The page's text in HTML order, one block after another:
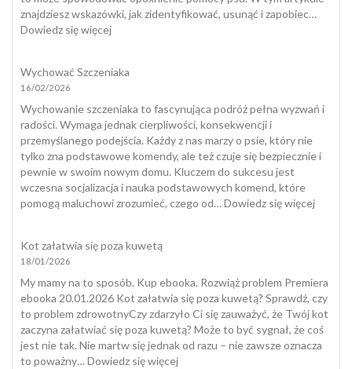
znajdziesz wskazówki, jak zidentyfikować, usunąć i zapobiec…
Dowiedz się więcej:
kleszcz
psa?
Wychować Szczeniaka
16/02/2026
Wychowanie szczeniaka to fascynująca podróż pełna wyzwań i
radości. Wymaga jednak cierpliwości, konsekwencji i
przemyślanego podejścia. Każdy z nas marzy o psie, który nie
tylko zna podstawowe komendy, ale też czuje się bezpiecznie i
pewnie w swoim nowym domu. Kluczem do sukcesu jest
wczesna socjalizacja i nauka podstawowych komend, które
pomogą maluchowi zrozumieć, czego od…Dowiedz się więcej:
Kot załatwia się poza kuwetą
18/01/2026
My mamy na to sposób. Kup ebooka. Rozwiąż problem Premiera
ebooka 20.01.2026 Kot załatwia się poza kuwetą? Sprawdź, czy
to problem zdrowotnyCzy zdarzyło Ci się zauważyć, że Twój kot
zaczyna załatwiać się poza kuwetą? Może to być sygnał, że coś
jest nie tak. Nie martw się jednak od razu – nie zawsze oznacza
to poważny…Dowiedz się więcej: